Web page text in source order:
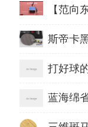
打好球